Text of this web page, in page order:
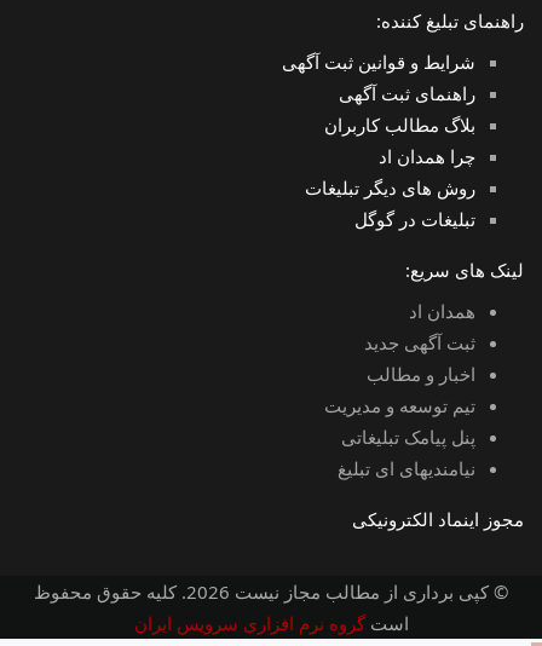
راهنمای تبلیغ کننده:
شرایط و قوانین ثبت آگهی
راهنمای ثبت آگهی
بلاگ مطالب کاربران
چرا همدان اد
روش های دیگر تبلیغات
تبلیغات در گوگل
لینک های سریع:
همدان اد
ثبت آگهی جدید
اخبار و مطالب
تیم توسعه و مدیریت
پنل پیامک تبلیغاتی
نیامندیهای ای تبلیغ
مجوز اینماد الکترونیکی
© کپی برداری از مطالب مجاز نیست 2026. کلیه حقوق محفوظ
استگروه نرم افزاری سرویس ایران